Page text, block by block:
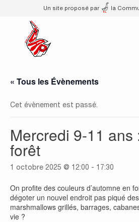
Un site proposé par la
« Tous les Évènements
Cet évènement est passé.
Mercredi 9-11 ans
forêt
1 octobre 2025 @ 12:00 - 17:30
On profite des couleurs d’automne en
dégoter un nouvel endroit pas piqué
marshmallows grillés, barrages,
vie ?